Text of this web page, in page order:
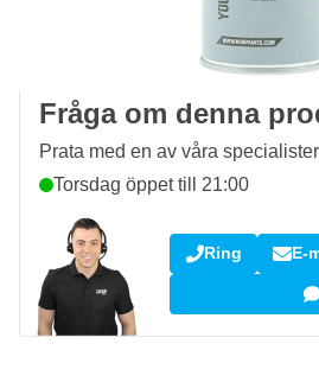
retur- och bytesrätt
4,58/5 (7 055
Fråga om denna
Prata med en av våra specialister
Torsdag öppet till 21:00
Ring E-